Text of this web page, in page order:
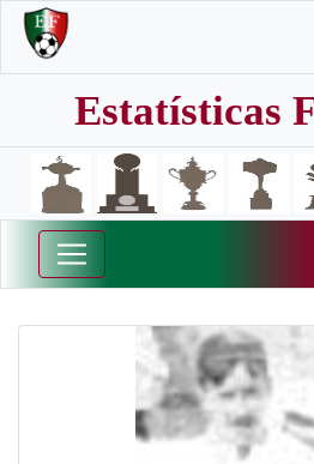
Estatísticas